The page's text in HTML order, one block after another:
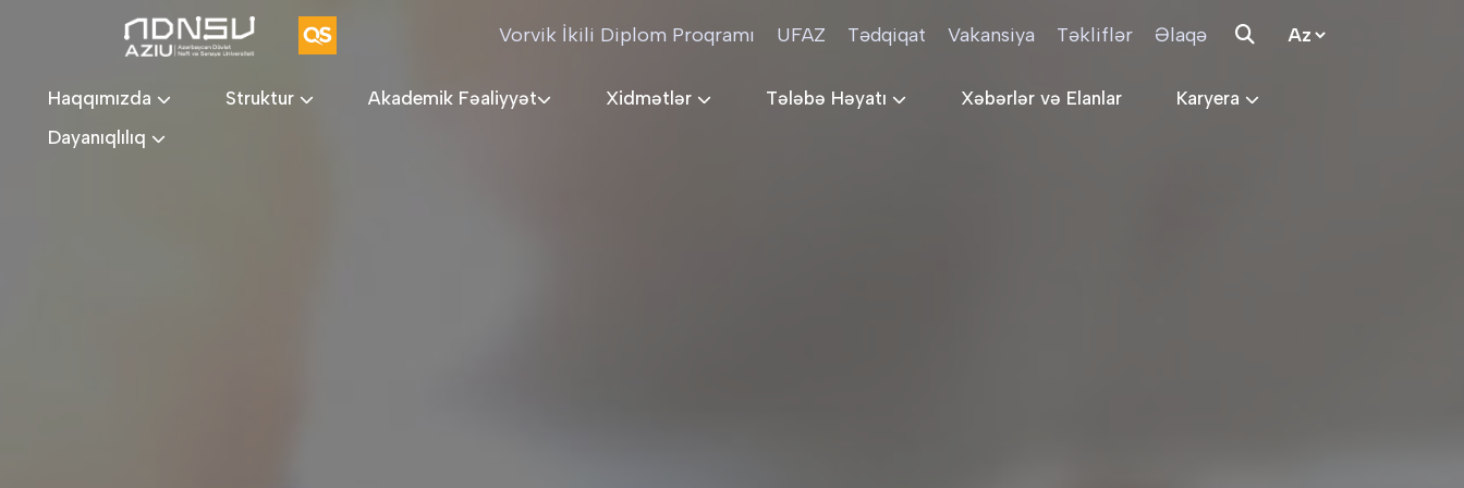
Vorvik İkili Diplom Proqramı UFAZ Tədqiqat Vakansiya Təkliflər Əlaqə
Haqqımızda Struktur Akademik Fəaliyyət Xidmətlər Tələbə Həyatı Xəbərlər və Elanlar
Karyera
Dayanıqlılıq